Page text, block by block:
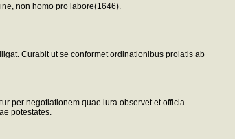
non homo pro labore(1646).
Curabit ut se conformet ordinationibus prolatis ab
per negotiationem quae iura observet et officia
potestates.